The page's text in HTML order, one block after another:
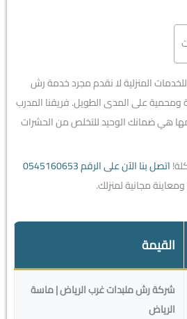
المنزلية لا نقدم مجرد خدمة رش
ومحمية على المدى الطويل. فريقنا المدرب
هي ضمانك الوحيد للتخلص من الحشرات
اتصل بنا الآن على الرقم 0545160653
مجانية لمنزلك.
القيمة
شركة رش ملبدات غرب الرياض | ماسة
الرياض